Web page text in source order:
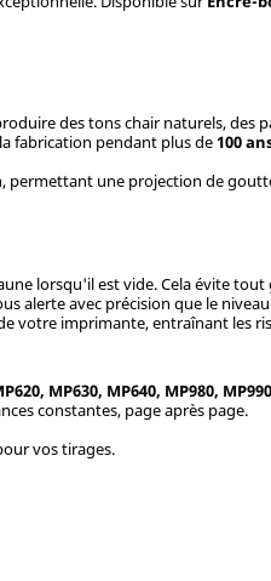
des tons chair naturels, des
fabrication pendant plus de100
permettant une projection de
lorsqu'il est vide. Cela évite
alerte avec précision que le
votre imprimante, entraînant les
MP630, MP640, MP980,
constantes, page après page.
vos tirages.